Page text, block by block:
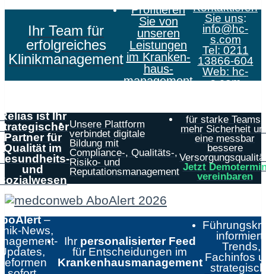
Ihr Team für
erfolgreiches
Klinikmanagement
Profitieren
Sie von
unseren
Leistungen
im Kranken­
haus­
management
Kontaktieren
Sie uns:
info@hc-
s.com
Tel: 0211
13866-604
Web: hc-
s.com
ist Ihr
Partner für
Qualität im
und
Unsere Plattform
verbindet digitale
Bildung mit
Compliance-, Qualitäts-,
Risiko- und
Reputationsmanagement
für starke Teams,
mehr Sicherheit
eine messbar
bessere
Jetzt
vereinbaren
–
News,
Ihr personalisierter Feed
für Entscheidungen im
Krankenhausmanagement
informiert:
Trends,
Fachinfos